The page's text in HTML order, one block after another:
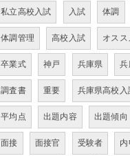
私立高校入試 入試 体調
体調管理 高校入試 オスス
卒業式 神戸 兵庫県 兵
調査書 重要 兵庫県高校入
平均点 出題内容 出題傾向
面接 面接官 受験者